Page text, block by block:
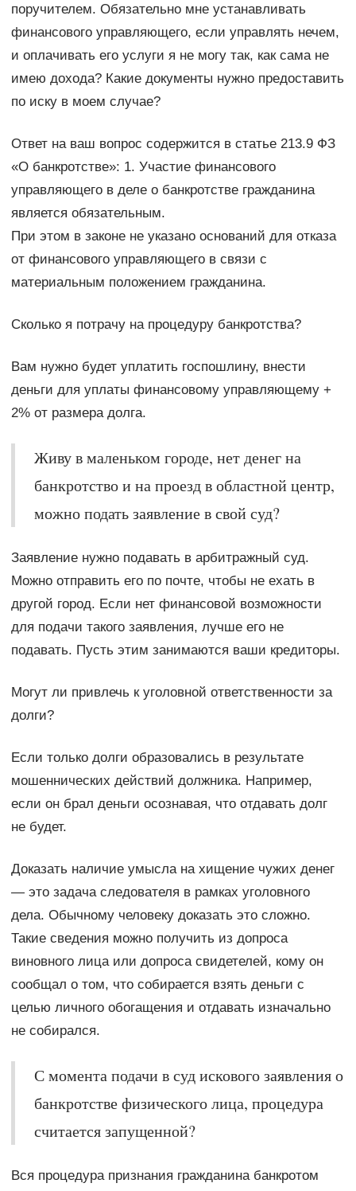
поручителем. Обязательно мне устанавливать
финансового управляющего, если управлять нечем,
и оплачивать его услуги я не могу так, как сама не
имею дохода? Какие документы нужно предоставить
по иску в моем случае?
Ответ на ваш вопрос содержится в статье 213.9 ФЗ
«О банкротстве»: 1. Участие финансового
управляющего в деле о банкротстве гражданина
является обязательным.
При этом в законе не указано оснований для отказа
от финансового управляющего в связи с
материальным положением гражданина.
Сколько я потрачу на процедуру банкротства?
Вам нужно будет уплатить госпошлину, внести
деньги для уплаты финансовому управляющему +
2% от размера долга.
Живу в маленьком городе, нет денег на
банкротство и на проезд в областной центр,
можно подать заявление в свой суд?
Заявление нужно подавать в арбитражный суд.
Можно отправить его по почте, чтобы не ехать в
другой город. Если нет финансовой возможности
для подачи такого заявления, лучше его не
подавать. Пусть этим занимаются ваши кредиторы.
Могут ли привлечь к уголовной ответственности за
долги?
Если только долги образовались в результате
мошеннических действий должника. Например,
если он брал деньги осознавая, что отдавать долг
не будет.
Доказать наличие умысла на хищение чужих денег
— это задача следователя в рамках уголовного
дела. Обычному человеку доказать это сложно.
Такие сведения можно получить из допроса
виновного лица или допроса свидетелей, кому он
сообщал о том, что собирается взять деньги с
целью личного обогащения и отдавать изначально
не собирался.
С момента подачи в суд искового заявления о
банкротстве физического лица, процедура
считается запущенной?
Вся процедура признания гражданина банкротом